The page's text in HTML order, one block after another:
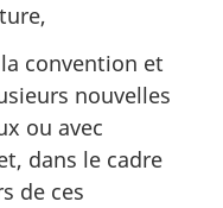
convention et
nouvelles
ou avec
dans le cadre
de ces